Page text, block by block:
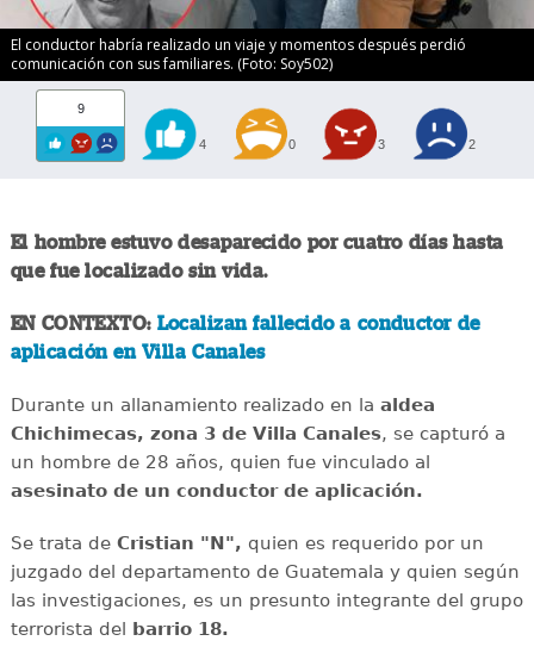
El conductor habría realizado un viaje y momentos después perdió
comunicación con sus familiares. (Foto: Soy502)
9
4 0 3 2
El hombre estuvo desaparecido por cuatro días hasta
que fue localizado sin vida.
EN CONTEXTO:Localizan fallecido a conductor de
aplicación en Villa Canales
Durante un allanamiento realizado en la aldea
Chichimecas, zona 3 de Villa Canales, se capturó a
un hombre de 28 años, quien fue vinculado al
asesinato de un conductor de aplicación.
Se trata de Cristian "N", quien es requerido por un
juzgado del departamento de Guatemala y quien según
las investigaciones, es un presunto integrante del grupo
terrorista del
barrio 18.